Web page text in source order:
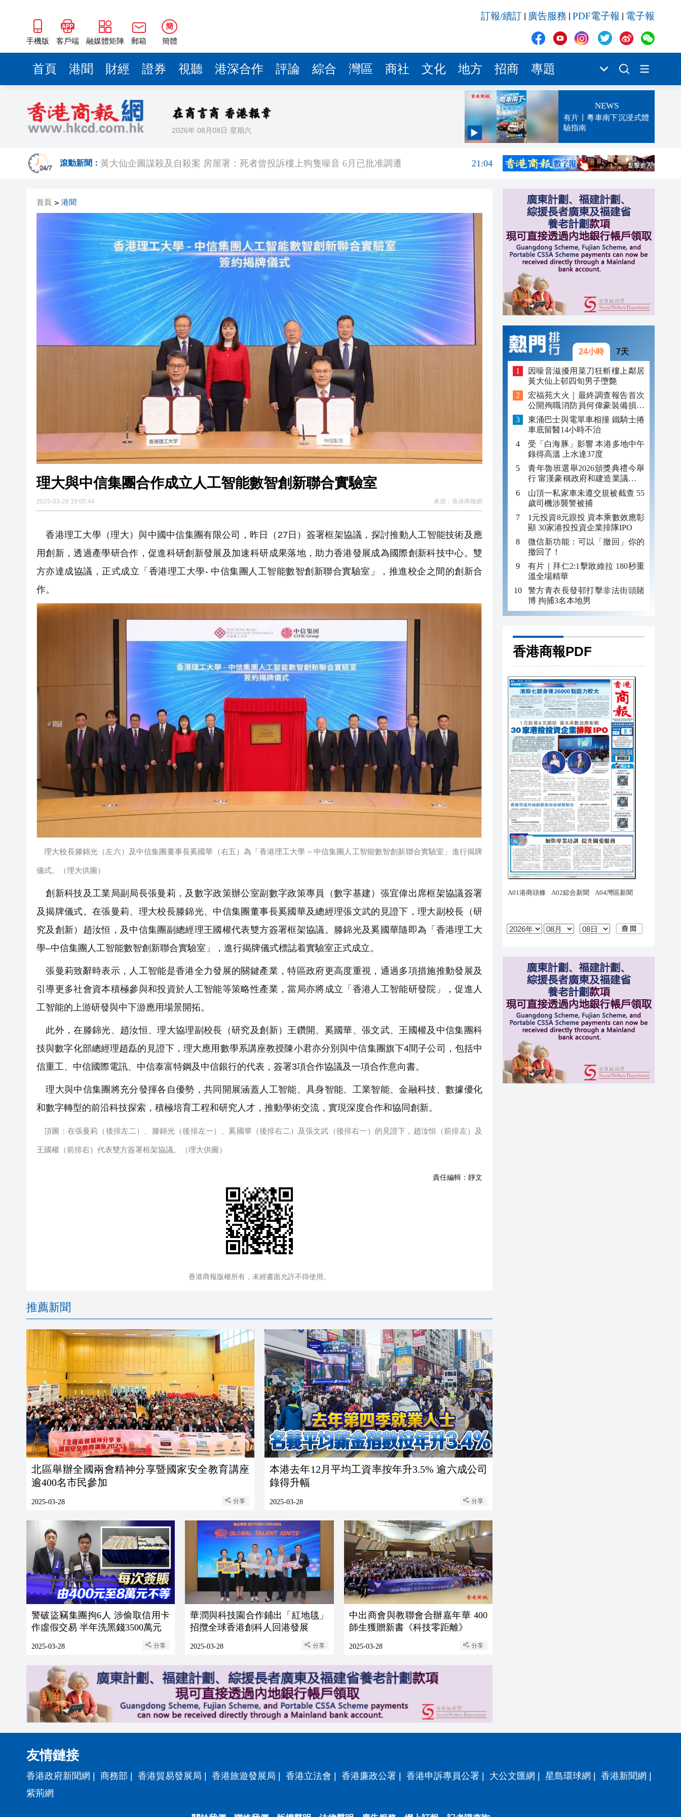
手機版 客戶端 融媒體矩陣 郵箱
簡
簡體
訂報/續訂 廣告服務 PDF電子報 電子報
首頁 港聞 財經 證券 視聽 港深合作 評論 綜合 灣區 商社 文化 地方 招商 專題
2026年 08月08日 星期六
NEWS
有片丨粵車南下沉浸式體
驗指南
滾動新聞：
21:25
黃大仙企圖謀殺及自殺案 房屋署：死者曾投訴樓上狗隻噪音 6月已批准調遷
21:04
「滬港澳台青少年體育舞蹈交流活動」圓滿舉行
20:22
風雨過後八桂安好｜桂港直航加持 廣西推出港澳遊客門票五折優惠力拓暑期入境市場
20:21
相約深圳，見證奇蹟 國際消費與出海服務雙輪驅動
20:17
港區人大代表團繼續考察安徽蕪湖 視察城市發展新舊面
20:16
首頁 > 港聞
理大與中信集團合作成立人工智能數智創新聯合實驗室
2025-03-28 19:05:44 來源： 香港商報網
香港理工大學（理大）與中國中信集團有限公司，昨日（27日）簽署框架協議，探討推動人工智能技術及應
用創新，透過產學研合作，促進科研創新發展及加速科研成果落地，助力香港發展成為國際創新科技中心。雙
方亦達成協議，正式成立「香港理工大學- 中信集團人工智能數智創新聯合實驗室」，推進校企之間的創新合
作。
理大校長滕錦光（左六）及中信集團董事長奚國華（右五）為「香港理工大學 – 中信集團人工智能數智創新聯合實驗室」進行揭牌
儀式。（理大供圖）
創新科技及工業局副局長張曼莉，及數字政策辦公室副數字政策專員（數字基建）張宜偉出席框架協議簽署
及揭牌儀式。在張曼莉、理大校長滕錦光、中信集團董事長奚國華及總經理張文武的見證下，理大副校長（研
究及創新）趙汝恒，及中信集團副總經理王國權代表雙方簽署框架協議。滕錦光及奚國華隨即為「香港理工大
學–中信集團人工智能數智創新聯合實驗室」，進行揭牌儀式標誌着實驗室正式成立。
張曼莉致辭時表示，人工智能是香港全力發展的關鍵產業，特區政府更高度重視，通過多項措施推動發展及
引導更多社會資本積極參與和投資於人工智能等策略性產業，當局亦將成立「香港人工智能研發院」，促進人
工智能的上游研發與中下游應用場景開拓。
此外，在滕錦光、趙汝恒、理大協理副校長（研究及創新）王鑽開、奚國華、張文武、王國權及中信集團科
技與數字化部總經理趙磊的見證下，理大應用數學系講座教授陳小君亦分別與中信集團旗下4間子公司，包括中
信重工、中信國際電訊、中信泰富特鋼及中信銀行的代表，簽署3項合作協議及一項合作意向書。
理大與中信集團將充分發揮各自優勢，共同開展涵蓋人工智能、具身智能、工業智能、金融科技、數據優化
和數字轉型的前沿科技探索，積極培育工程和研究人才，推動學術交流，實現深度合作和協同創新。
頂圖：在張曼莉（後排左二）、滕錦光（後排左一）、奚國華（後排右二）及張文武（後排右一）的見證下，趙汝恒（前排左）及
王國權（前排右）代表雙方簽署框架協議。（理大供圖）
責任編輯： 靜文
香港商報版權所有，未經書面允許不得使用。
推薦新聞
北區舉辦全國兩會精神分享暨國家安全教育講座
逾400名市民參加
2025-03-28 分享
本港去年12月平均工資率按年升3.5% 逾六成公司
錄得升幅
2025-03-28 分享
警破盜竊集團拘6人 涉偷取信用卡
作虛假交易 半年洗黑錢3500萬元
2025-03-28 分享
華潤與科技園合作鋪出「紅地毯」
招攬全球香港創科人回港發展
2025-03-28 分享
中出商會與教聯會合辦嘉年華 400
師生獲贈新書《科技零距離》
2025-03-28 分享
24小時 7天
因噪音滋擾用菜刀狂斬樓上鄰居
黃大仙上邨四旬男子墮斃
宏福苑大火｜最終調查報告首次
公開殉職消防員何偉豪裝備損毀
照片
東涌巴士與電單車相撞 鐵騎士捲
車底留醫14小時不治
受「白海豚」影響 本港多地中午
錄得高溫 上水達37度
青年魯班選舉2026頒獎典禮今舉
行 甯漢豪稱政府和建造業議會做
好培訓工作
山頂一私家車未遵交規被截查 55
歲司機涉襲警被捕
1元投資8元跟投 資本乘數效應彰
顯 30家港投投資企業排隊IPO
微信新功能：可以「撤回」你的
撤回了！
有片｜拜仁2:1擊敗維拉 180秒重
溫全場精華
警方青衣長發邨打擊非法街頭賭
博 拘捕3名本地男
香港商報PDF
友情鏈接
香港政府新聞網 | 商務部 | 香港貿易發展局 | 香港旅遊發展局 | 香港立法會 | 香港廉政公署 | 香港申訴專員公署 | 大公文匯網 | 星島環球網 | 香港新聞網 |
紫荊網